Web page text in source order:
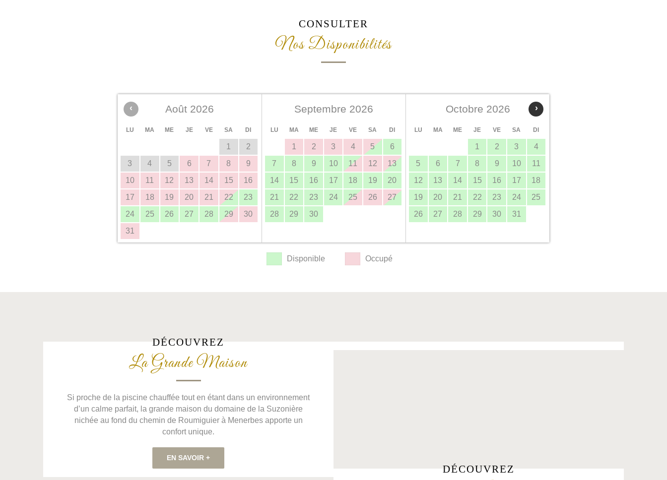
CONSULTER
Nos Disponibilités
‹ ›
Août 2026
LU MA ME JE VE SA DI
1
2
3
4 5 6 7 8
9
10
11 12 13 14 15
16
17
18 19 20 21 22
23
24
25 26 27 28 29
30
31
Septembre 2026
LU MA ME JE VE SA DI
1 2 3 4 5
6
7
8 9 10 11 12
13
14
15 16 17 18 19
20
21
22 23 24 25 26
27
28
29 30
Octobre 2026
LU MA ME JE VE SA DI
1 2 3
4
5
6 7 8 9 10
11
12
13 14 15 16 17
18
19
20 21 22 23 24
25
26
27 28 29 30 31
Disponible Occupé
DÉCOUVREZ
La Grande Maison
Si proche de la piscine chauffée tout en étant dans un environnement
d’un calme parfait, la grande maison du domaine de la Suzonière
nichée au fond du chemin de Roumiguier à Menerbes apporte un
confort unique.
EN SAVOIR +
DÉCOUVREZ